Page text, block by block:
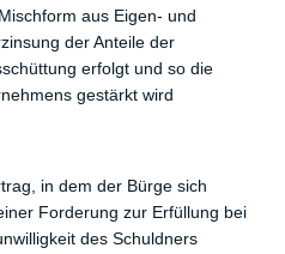
aus Eigen- und
der Anteile der
erfolgt und so die
gestärkt wird
in dem der Bürge sich
Forderung zur Erfüllung bei
des Schuldners